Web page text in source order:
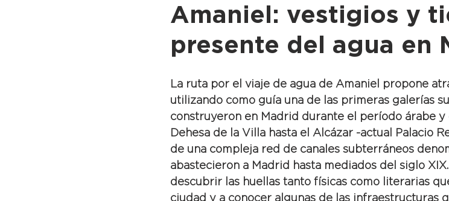
Amaniel: vestigios y
presente del agua en
La ruta por el viaje de agua de Amaniel propone
utilizando como guía una de las primeras galerías
construyeron en Madrid durante el período árabe
Dehesa de la Villa hasta el Alcázar -actual Palacio
de una compleja red de canales subterráneos
abastecieron a Madrid hasta mediados del siglo
descubrir las huellas tanto físicas como literarias
ciudad y a conocer algunas de las infraestructuras